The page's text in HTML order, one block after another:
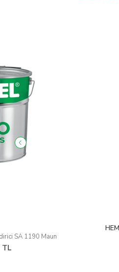
Hemel Pro Ahşap